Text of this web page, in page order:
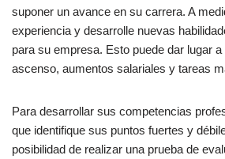
5. Experiencia práctica
Prácticas
Trabajos a tiempo parcial
suponer un avance en su carrera. A
experiencia y desarrolle nuevas
para su empresa. Esto puede dar lugar
ascenso, aumentos salariales y tareas
Para desarrollar sus competencias
que identifique sus puntos fuertes y
posibilidad de realizar una prueba de